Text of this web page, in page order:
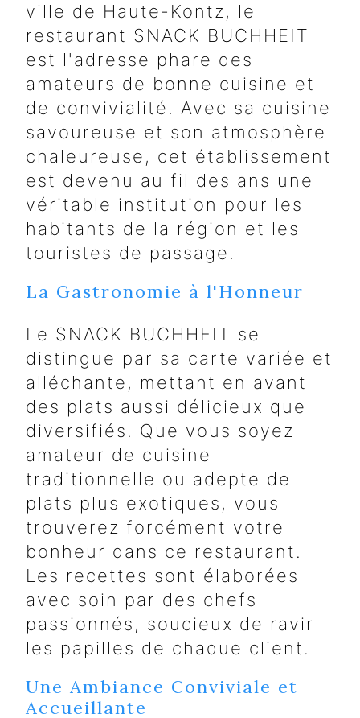
ville de Haute-Kontz, le
restaurant SNACK BUCHHEIT
est l'adresse phare des
amateurs de bonne cuisine et
de convivialité. Avec sa cuisine
savoureuse et son atmosphère
chaleureuse, cet établissement
est devenu au fil des ans une
véritable institution pour les
habitants de la région et les
touristes de passage.
La Gastronomie à l'Honneur
Le SNACK BUCHHEIT se
distingue par sa carte variée et
alléchante, mettant en avant
des plats aussi délicieux que
diversifiés. Que vous soyez
amateur de cuisine
traditionnelle ou adepte de
plats plus exotiques, vous
trouverez forcément votre
bonheur dans ce restaurant.
Les recettes sont élaborées
avec soin par des chefs
passionnés, soucieux de ravir
les papilles de chaque client.
Une Ambiance Conviviale et
Accueillante